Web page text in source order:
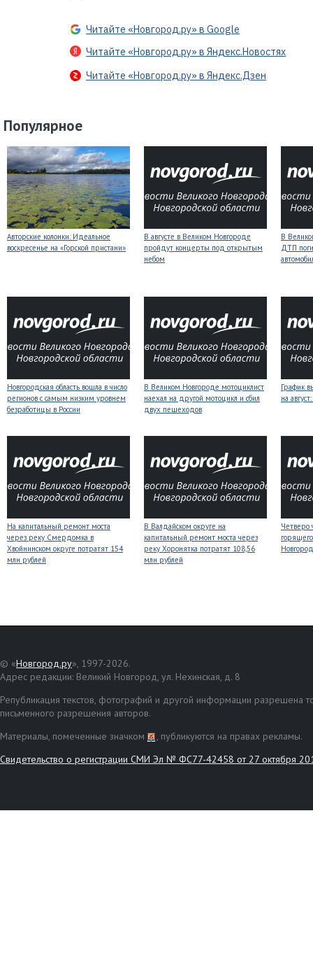
Читайте «Новгород.ру» в Google
Читайте «Новгород.ру» в Яндекс.Новостях
Читайте «Новгород.ру» в Яндекс.Дзен
Популярное
Авторские колонки: Идеальное
воскресенье на «Горской пристани»
В августе в Великом Новгороде
пройдут концерты под открытым
небом
В
ДТП
Новгородская область вошла в число
регионов с самым низким уровнем
безработицы в России
В Великом Новгороде мотоциклист
наехал на другой мотоцикл и сбил
двух пешеходов
График
на
На капитальный ремонт моста
через реку Смердомка в
Хвойнинском округе потратят 154
млн рублей
В Валдайском округе на
капитальный ремонт моста через
реку Хоронятка потратят 108,56
млн рублей
Четверо
© «Новгород.ру», 1997-2026.
Адрес редакции: Великий Новгород, ул. Нехинская, д. 8
Републикация текстов, фотографий и другой информации разрешена
письменного разрешения авторов.
Материалы, помеченные значком
, публикуются на правах рекламы.
Свидетельство о регистрации СМИ Эл № ФС77-42458 от 27 октября